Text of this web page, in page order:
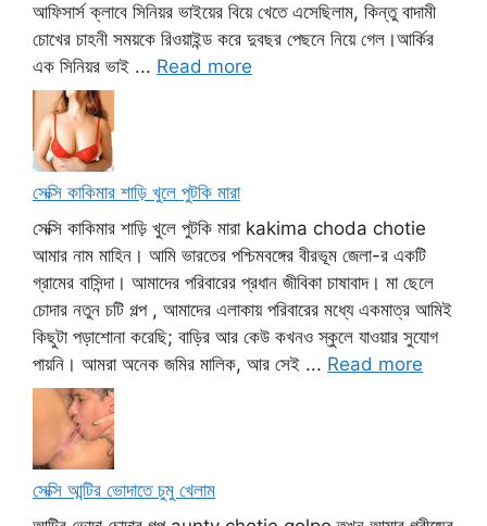
আফিসার্স ক্লাবে সিনিয়র ভাইয়ের বিয়ে খেতে এসেছিলাম, কিন্তু বাদামী
চোখের চাহনী সময়কে রিওয়াইন্ড করে দুবছর পেছনে নিয়ে গেল।আর্কির
এক সিনিয়র ভাই ... Read more
সেক্সি কাকিমার শাড়ি খুলে পুটকি মারা
সেক্সি কাকিমার শাড়ি খুলে পুটকি মারা kakima choda chotie
আমার নাম মাহিন। আমি ভারতের পশ্চিমবঙ্গের বীরভূম জেলা-র একটি
গ্রামের বাসিন্দা। আমাদের পরিবারের প্রধান জীবিকা চাষাবাদ। মা ছেলে
চোদার নতুন চটি গল্প , আমাদের এলাকায় পরিবারের মধ্যে একমাত্র আমিই
কিছুটা পড়াশোনা করেছি; বাড়ির আর কেউ কখনও স্কুলে যাওয়ার সুযোগ
পায়নি। আমরা অনেক জমির মালিক, আর সেই ... Read more
সেক্সি আন্টির ভোদাতে চুমু খেলাম